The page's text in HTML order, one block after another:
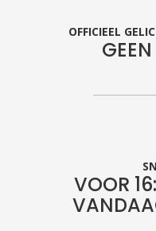
OFFICIEEL
VOOR